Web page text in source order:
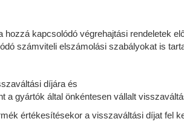
kapcsolódó végrehajtási rendeletek
számviteli elszámolási szabályokat is
díjára és
gyártók által önkéntesen vállalt
értékesítésekor a visszaváltási díjat fel